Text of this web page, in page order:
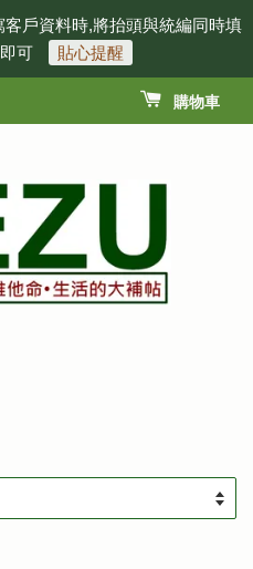
戶資料時,將抬頭與統編同時填
可
貼心提醒
購物車